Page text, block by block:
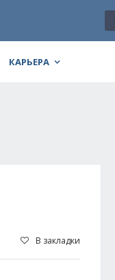
КАРЬЕРА
В закладки